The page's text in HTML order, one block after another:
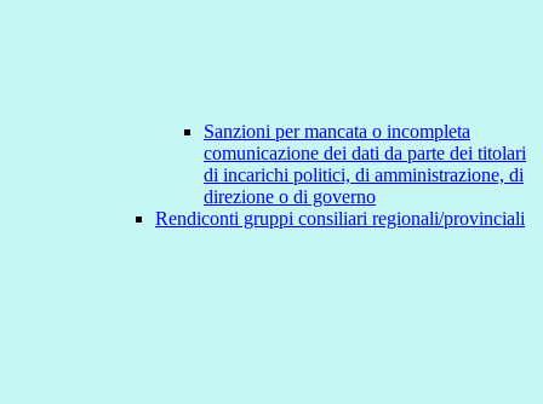
Sanzioni per mancata o incompleta
comunicazione dei dati da parte dei titolari
di incarichi politici, di amministrazione, di
direzione o di governo
Rendiconti gruppi consiliari regionali/provinciali